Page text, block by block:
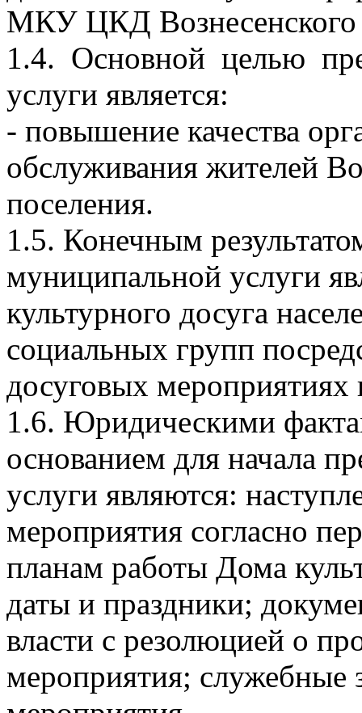
МКУ ЦКД Вознесенского
1.4. Основной целью
услуги является:
- повышение качества
обслуживания жителей
поселения.
1.5. Конечным
муниципальной услуги
культурного досуга
социальных групп
досуговых
1.6. Юридическими
основанием для начала
услуги являются:
мероприятия согласно
планам работы Дома
даты и праздники;
власти с резолюцией о
мероприятия; служебные